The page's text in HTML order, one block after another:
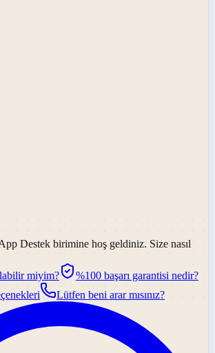
Destek birimine hoş geldiniz. Size nasıl
miyim?
%100 başarı garantisi nedir?
Lütfen beni arar mısınız?